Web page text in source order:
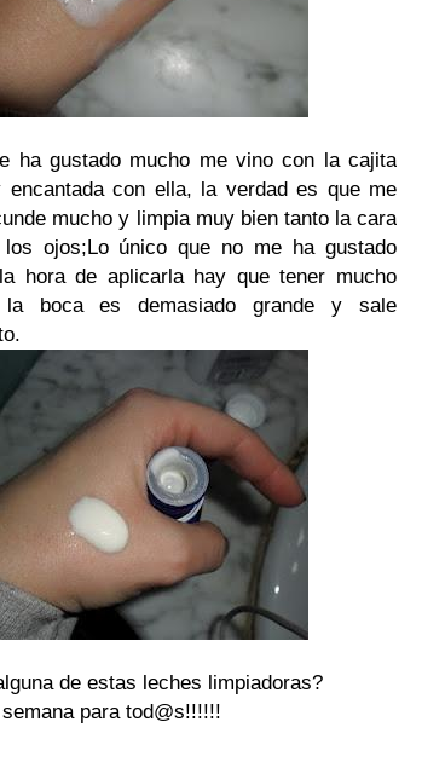
ha gustado mucho me vino con la cajita
con ella, la verdad es que me
mucho y limpia muy bien tanto la cara
ojos;Lo único que no me ha gustado
hora de aplicarla hay que tener mucho
boca es demasiado grande y sale
de estas leches limpiadoras?
para tod@s!!!!!!